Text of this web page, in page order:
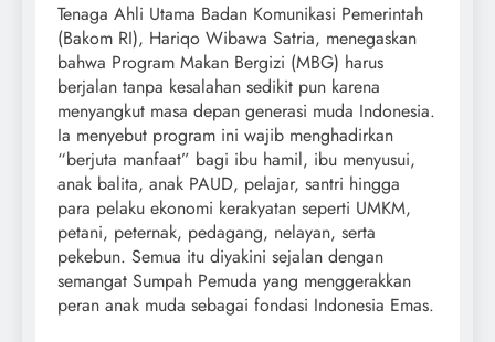
Tenaga Ahli Utama Badan Komunikasi Pemerintah
(Bakom RI), Hariqo Wibawa Satria, menegaskan
bahwa Program Makan Bergizi (MBG) harus
berjalan tanpa kesalahan sedikit pun karena
menyangkut masa depan generasi muda Indonesia.
Ia menyebut program ini wajib menghadirkan
“berjuta manfaat” bagi ibu hamil, ibu menyusui,
anak balita, anak PAUD, pelajar, santri hingga
para pelaku ekonomi kerakyatan seperti UMKM,
petani, peternak, pedagang, nelayan, serta
pekebun. Semua itu diyakini sejalan dengan
semangat Sumpah Pemuda yang menggerakkan
peran anak muda sebagai fondasi Indonesia Emas.